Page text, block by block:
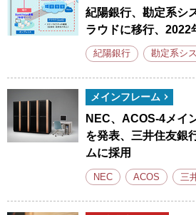
紀陽銀行、勘定系シ
ラウドに移行、2022
紀陽銀行 勘定系シ
メインフレーム
NEC、ACOS-4メイ
を発表、三井住友銀
ムに採用
NEC ACOS 三